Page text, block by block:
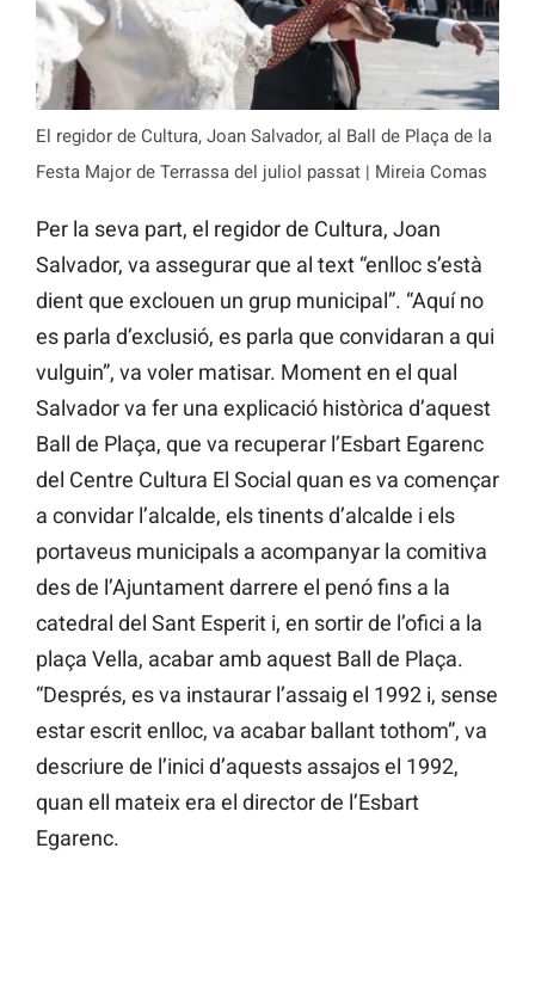
El regidor de Cultura, Joan Salvador, al Ball de Plaça de la
Festa Major de Terrassa del juliol passat | Mireia Comas
Per la seva part, el regidor de Cultura, Joan
Salvador, va assegurar que al text “enlloc s’està
dient que exclouen un grup municipal”. “Aquí no
es parla d’exclusió, es parla que convidaran a qui
vulguin”, va voler matisar. Moment en el qual
Salvador va fer una explicació històrica d’aquest
Ball de Plaça, que va recuperar l’Esbart Egarenc
del Centre Cultura El Social quan es va començar
a convidar l’alcalde, els tinents d’alcalde i els
portaveus municipals a acompanyar la comitiva
des de l’Ajuntament darrere el penó fins a la
catedral del Sant Esperit i, en sortir de l’ofici a la
plaça Vella, acabar amb aquest Ball de Plaça.
“Després, es va instaurar l’assaig el 1992 i, sense
estar escrit enlloc, va acabar ballant tothom”, va
descriure de l’inici d’aquests assajos el 1992,
quan ell mateix era el director de l’Esbart
Egarenc.